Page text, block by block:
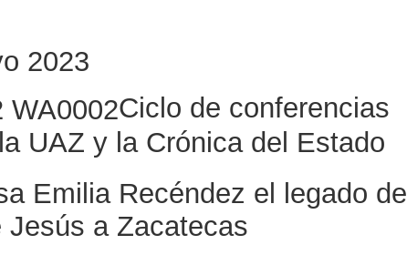
2023
Ciclo de conferencias
UAZ y la Crónica del Estado
Emilia Recéndez el legado de
Jesús a Zacatecas